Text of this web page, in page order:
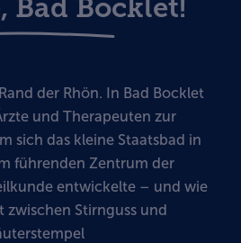
Bad Bocklet!
der Rhön. In Bad Bocklet
und Therapeuten zur
sich das kleine Staatsbad in
führenden Zentrum der
entwickelte – und wie
zwischen Stirnguss und